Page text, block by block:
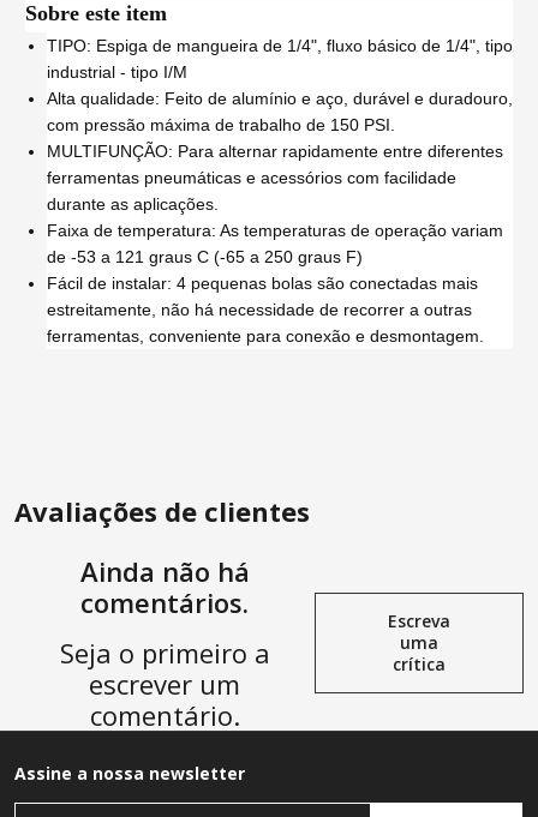
Sobre este item
TIPO: Espiga de mangueira de 1/4", fluxo básico de 1/4", tipo
industrial - tipo I/M
Alta qualidade: Feito de alumínio e aço, durável e duradouro,
com pressão máxima de trabalho de 150 PSI.
MULTIFUNÇÃO: Para alternar rapidamente entre diferentes
ferramentas pneumáticas e acessórios com facilidade
durante as aplicações.
Faixa de temperatura: As temperaturas de operação variam
de -53 a 121 graus C (-65 a 250 graus F)
Fácil de instalar: 4 pequenas bolas são conectadas mais
estreitamente, não há necessidade de recorrer a outras
ferramentas, conveniente para conexão e desmontagem.
Avaliações de clientes
Ainda não há
comentários.
Seja o primeiro a
escrever um
comentário.
Escreva
uma
crítica
Assine a nossa newsletter